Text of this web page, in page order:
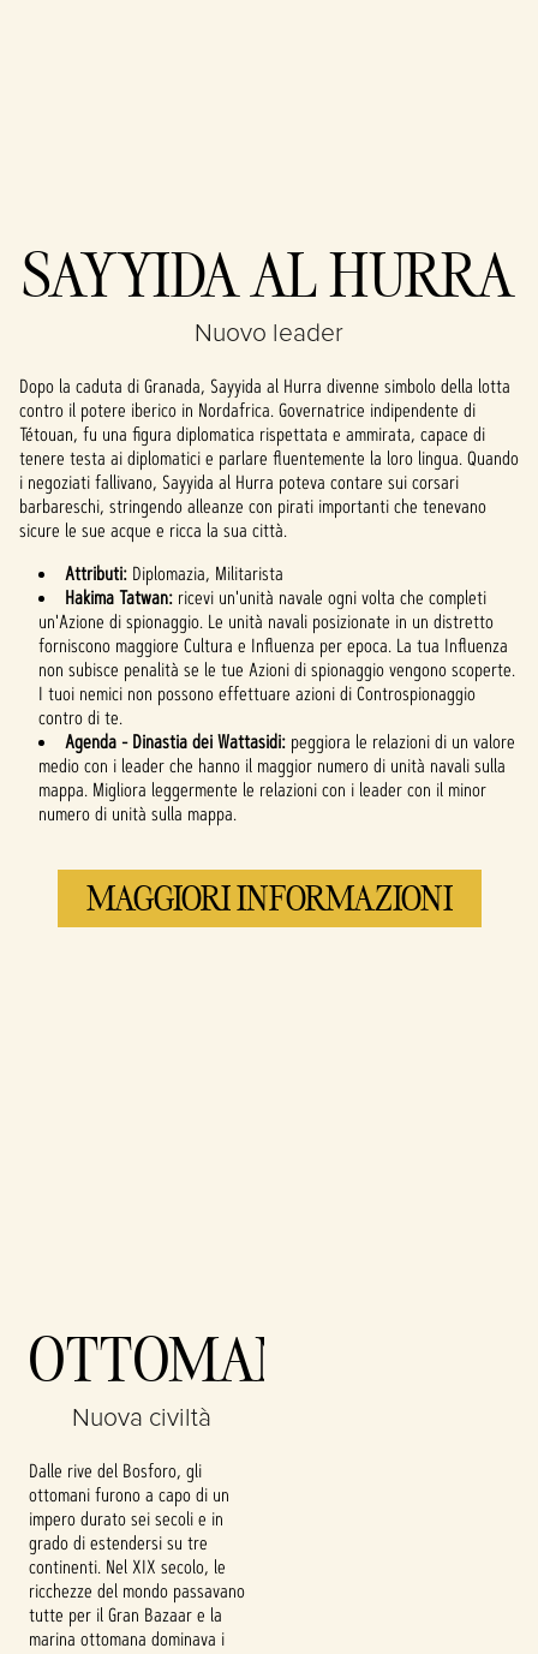
Accept
& Play
politica sulla
privacy di
YouTube e il
trasferimento
dei dati ai
server di
Google.
SAYYIDA AL HURRA
Nuovo leader
Dopo la caduta di Granada, Sayyida al Hurra divenne simbolo della lotta
contro il potere iberico in Nordafrica. Governatrice indipendente di
Tétouan, fu una figura diplomatica rispettata e ammirata, capace di
tenere testa ai diplomatici e parlare fluentemente la loro lingua. Quando
i negoziati fallivano, Sayyida al Hurra poteva contare sui corsari
barbareschi, stringendo alleanze con pirati importanti che tenevano
sicure le sue acque e ricca la sua città.
Attributi: Diplomazia, Militarista
Hakima Tatwan: ricevi un'unità navale ogni volta che completi
un'Azione di spionaggio. Le unità navali posizionate in un distretto
forniscono maggiore Cultura e Influenza per epoca. La tua Influenza
non subisce penalità se le tue Azioni di spionaggio vengono scoperte.
I tuoi nemici non possono effettuare azioni di Controspionaggio
contro di te.
Agenda - Dinastia dei Wattasidi: peggiora le relazioni di un valore
medio con i leader che hanno il maggior numero di unità navali sulla
mappa. Migliora leggermente le relazioni con i leader con il minor
numero di unità sulla mappa.
MAGGIORI INFORMAZIONI
Accept
& Play
Cliccando su
politica sulla
privacy di
YouTubee il
trasferimento
dei dati ai
server di
Google.
OTTOMANI
Nuova civiltà
Dalle rive del Bosforo, gli
ottomani furono a capo di un
impero durato sei secoli e in
grado di estendersi su tre
continenti. Nel XIX secolo, le
ricchezze del mondo passavano
tutte per il Gran Bazaar e la
marina ottomana dominava i